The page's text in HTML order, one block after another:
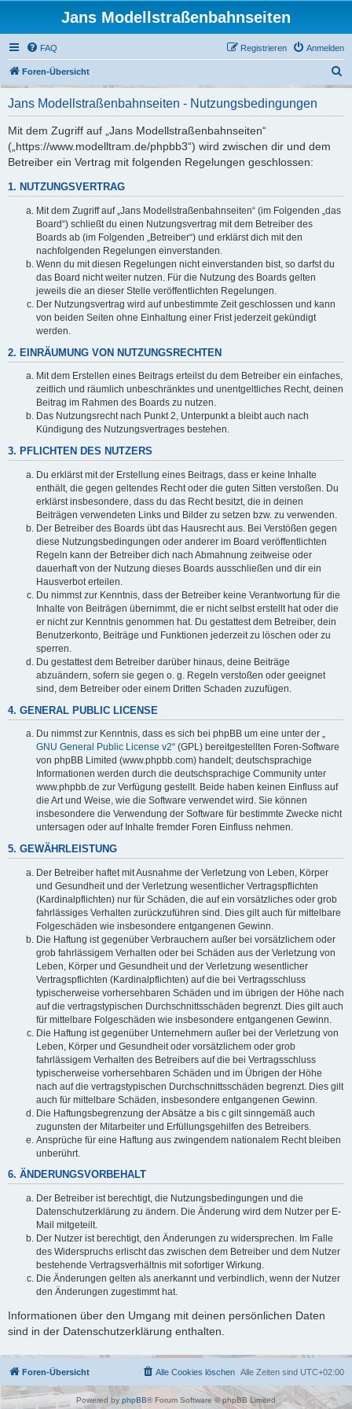
Jans Modellstraßenbahnseiten
FAQ Anmelden
Registrieren
Foren-Übersicht
u
Jans Modellstraßenbahnseiten - Nutzungsbedingungen
Mit dem Zugriff auf „Jans Modellstraßenbahnseiten“
(„https://www.modelltram.de/phpbb3“) wird zwischen dir und dem
Betreiber ein Vertrag mit folgenden Regelungen geschlossen:
1. NUTZUNGSVERTRAG
Mit dem Zugriff auf „Jans Modellstraßenbahnseiten“ (im Folgenden „das
Board“) schließt du einen Nutzungsvertrag mit dem Betreiber des
Boards ab (im Folgenden „Betreiber“) und erklärst dich mit den
nachfolgenden Regelungen einverstanden.
Wenn du mit diesen Regelungen nicht einverstanden bist, so darfst du
das Board nicht weiter nutzen. Für die Nutzung des Boards gelten
jeweils die an dieser Stelle veröffentlichten Regelungen.
Der Nutzungsvertrag wird auf unbestimmte Zeit geschlossen und kann
von beiden Seiten ohne Einhaltung einer Frist jederzeit gekündigt
werden.
2. EINRÄUMUNG VON NUTZUNGSRECHTEN
Mit dem Erstellen eines Beitrags erteilst du dem Betreiber ein einfaches,
zeitlich und räumlich unbeschränktes und unentgeltliches Recht, deinen
Beitrag im Rahmen des Boards zu nutzen.
Das Nutzungsrecht nach Punkt 2, Unterpunkt a bleibt auch nach
Kündigung des Nutzungsvertrages bestehen.
3. PFLICHTEN DES NUTZERS
Du erklärst mit der Erstellung eines Beitrags, dass er keine Inhalte
enthält, die gegen geltendes Recht oder die guten Sitten verstoßen. Du
erklärst insbesondere, dass du das Recht besitzt, die in deinen
Beiträgen verwendeten Links und Bilder zu setzen bzw. zu verwenden.
Der Betreiber des Boards übt das Hausrecht aus. Bei Verstößen gegen
diese Nutzungsbedingungen oder anderer im Board veröffentlichten
Regeln kann der Betreiber dich nach Abmahnung zeitweise oder
dauerhaft von der Nutzung dieses Boards ausschließen und dir ein
Hausverbot erteilen.
Du nimmst zur Kenntnis, dass der Betreiber keine Verantwortung für die
Inhalte von Beiträgen übernimmt, die er nicht selbst erstellt hat oder die
er nicht zur Kenntnis genommen hat. Du gestattest dem Betreiber, dein
Benutzerkonto, Beiträge und Funktionen jederzeit zu löschen oder zu
sperren.
Du gestattest dem Betreiber darüber hinaus, deine Beiträge
abzuändern, sofern sie gegen o. g. Regeln verstoßen oder geeignet
sind, dem Betreiber oder einem Dritten Schaden zuzufügen.
4. GENERAL PUBLIC LICENSE
Du nimmst zur Kenntnis, dass es sich bei phpBB um eine unter der „
GNU General Public License v2“ (GPL) bereitgestellten Foren-Software
von phpBB Limited (www.phpbb.com) handelt; deutschsprachige
Informationen werden durch die deutschsprachige Community unter
www.phpbb.de zur Verfügung gestellt. Beide haben keinen Einfluss auf
die Art und Weise, wie die Software verwendet wird. Sie können
insbesondere die Verwendung der Software für bestimmte Zwecke nicht
untersagen oder auf Inhalte fremder Foren Einfluss nehmen.
5. GEWÄHRLEISTUNG
Der Betreiber haftet mit Ausnahme der Verletzung von Leben, Körper
und Gesundheit und der Verletzung wesentlicher Vertragspflichten
(Kardinalpflichten) nur für Schäden, die auf ein vorsätzliches oder grob
fahrlässiges Verhalten zurückzuführen sind. Dies gilt auch für mittelbare
Folgeschäden wie insbesondere entgangenen Gewinn.
Die Haftung ist gegenüber Verbrauchern außer bei vorsätzlichem oder
grob fahrlässigem Verhalten oder bei Schäden aus der Verletzung von
Leben, Körper und Gesundheit und der Verletzung wesentlicher
Vertragspflichten (Kardinalpflichten) auf die bei Vertragsschluss
typischerweise vorhersehbaren Schäden und im übrigen der Höhe nach
auf die vertragstypischen Durchschnittsschäden begrenzt. Dies gilt auch
für mittelbare Folgeschäden wie insbesondere entgangenen Gewinn.
Die Haftung ist gegenüber Unternehmern außer bei der Verletzung von
Leben, Körper und Gesundheit oder vorsätzlichem oder grob
fahrlässigem Verhalten des Betreibers auf die bei Vertragsschluss
typischerweise vorhersehbaren Schäden und im Übrigen der Höhe
nach auf die vertragstypischen Durchschnittsschäden begrenzt. Dies gilt
auch für mittelbare Schäden, insbesondere entgangenen Gewinn.
Die Haftungsbegrenzung der Absätze a bis c gilt sinngemäß auch
zugunsten der Mitarbeiter und Erfüllungsgehilfen des Betreibers.
Ansprüche für eine Haftung aus zwingendem nationalem Recht bleiben
unberührt.
6. ÄNDERUNGSVORBEHALT
Der Betreiber ist berechtigt, die Nutzungsbedingungen und die
Datenschutzerklärung zu ändern. Die Änderung wird dem Nutzer per E-
Mail mitgeteilt.
Der Nutzer ist berechtigt, den Änderungen zu widersprechen. Im Falle
des Widerspruchs erlischt das zwischen dem Betreiber und dem Nutzer
bestehende Vertragsverhältnis mit sofortiger Wirkung.
Die Änderungen gelten als anerkannt und verbindlich, wenn der Nutzer
den Änderungen zugestimmt hat.
Informationen über den Umgang mit deinen persönlichen Daten
sind in der Datenschutzerklärung enthalten.
Foren-Übersicht Alle Zeiten sind UTC+02:00
Alle Cookies löschen
Powered by phpBB® Forum Software © phpBB Limited